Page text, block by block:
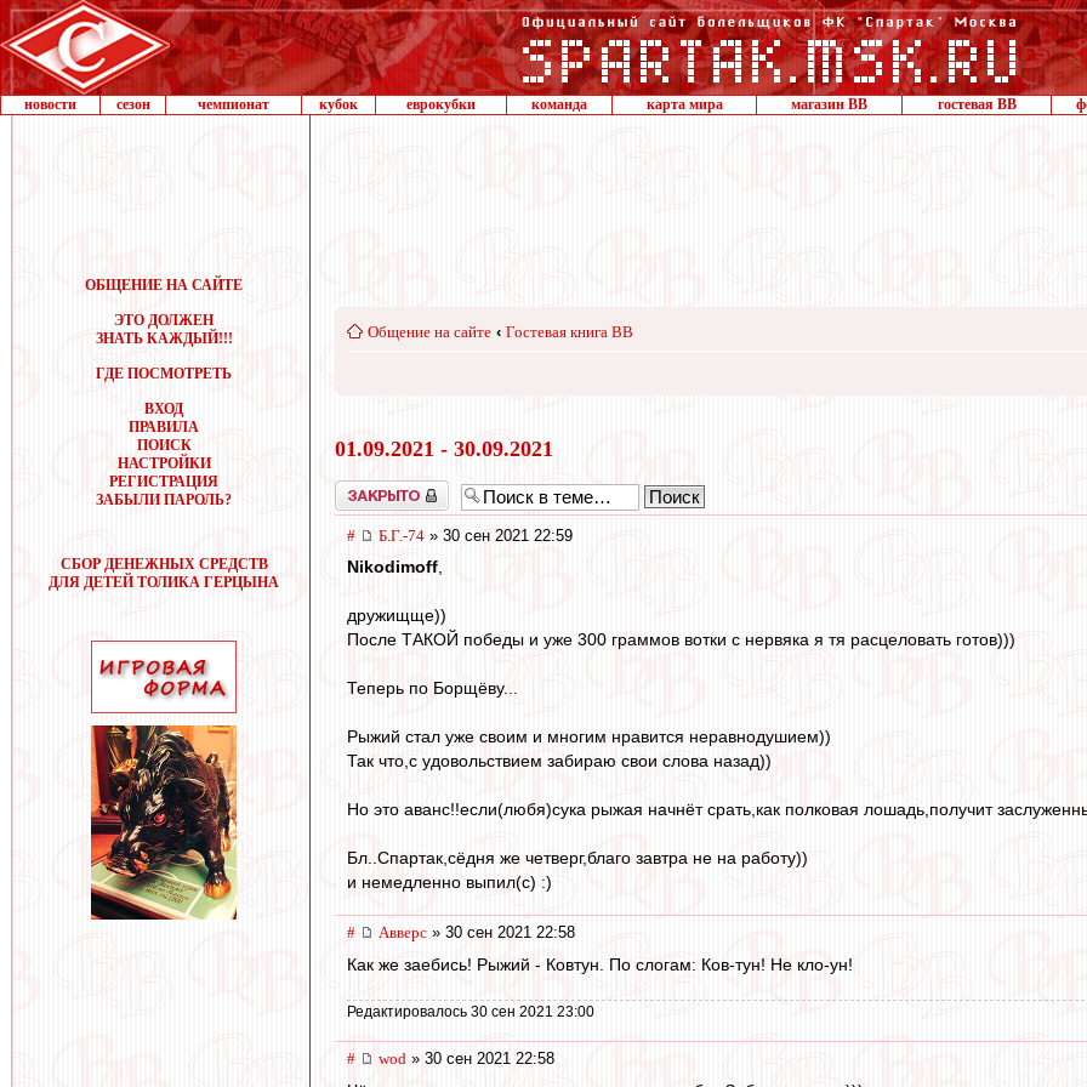
новости сезон чемпионат кубок еврокубки команда карта мира магазин ВВ гостевая ВВ
ОБЩЕНИЕ НА САЙТЕ
ЭТО ДОЛЖЕН
ЗНАТЬ КАЖДЫЙ!!!
ГДЕ ПОСМОТРЕТЬ
ВХОД
ПРАВИЛА
ПОИСК
НАСТРОЙКИ
РЕГИСТРАЦИЯ
ЗАБЫЛИ ПАРОЛЬ?
СБОР ДЕНЕЖНЫХ СРЕДСТВ
ДЛЯ ДЕТЕЙ ТОЛИКА ГЕРЦЫНА
Общение на сайте ‹ Гостевая книга ВВ
01.09.2021 - 30.09.2021
Закрыто
# Б.Г.-74 » 30 сен 2021 22:59
Nikodimoff,
дружищще))
После ТАКОЙ победы и уже 300 граммов вотки с нервяка я тя расцеловать готов)))
Теперь по Борщёву...
Рыжий стал уже своим и многим нравится неравнодушием))
Так что,с удовольствием забираю свои слова назад))
Но это аванс!!если(любя)сука рыжая начнёт срать,как полковая лошадь,получит
Бл..Спартак,сёдня же четверг,благо завтра не на работу))
и немедленно выпил(с) :)
# Авверс » 30 сен 2021 22:58
Как же заебись! Рыжий - Ковтун. По слогам: Ков-тун! Не кло-ун!
Редактировалось 30 сен 2021 23:00
# wod » 30 сен 2021 22:58